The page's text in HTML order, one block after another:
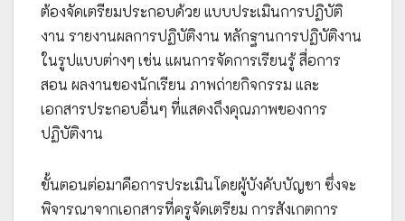
ต้องจัดเตรียมประกอบด้วย แบบประเมินการปฏิบัติ
งาน รายงานผลการปฏิบัติงาน หลักฐานการปฏิบัติงาน
ในรูปแบบต่างๆ เช่น แผนการจัดการเรียนรู้ สื่อการ
สอน ผลงานของนักเรียน ภาพถ่ายกิจกรรม และ
เอกสารประกอบอื่นๆ ที่แสดงถึงคุณภาพของการ
ปฏิบัติงาน
ขั้นตอนต่อมาคือการประเมินโดยผู้บังคับบัญชา ซึ่งจะ
พิจารณาจากเอกสารที่ครูจัดเตรียม การสังเกตการ